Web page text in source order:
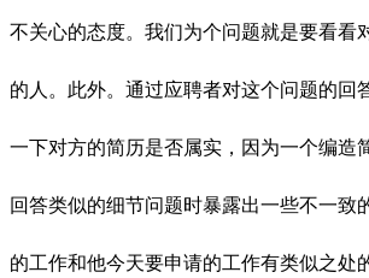
不关心的态度。我们为个问题就是要看看
的人。此外。通过应聘者对这个问题的回
一下对方的简历是否属实，因为一个编造
回答类似的细节问题时暴露出一些不一致
的工作和他今天要申请的工作有类似之处